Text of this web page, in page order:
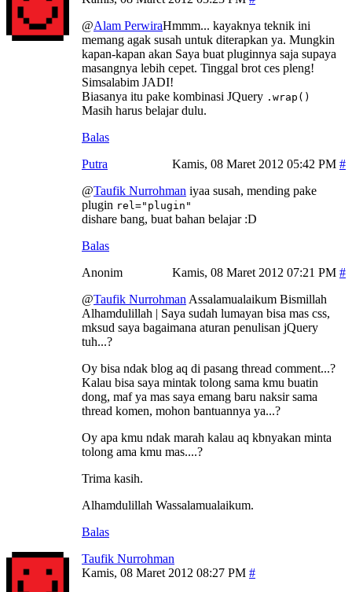
@Alam PerwiraHmmm... kayaknya teknik ini
memang agak susah untuk diterapkan ya. Mungkin
kapan-kapan akan Saya buat pluginnya saja supaya
masangnya lebih cepet. Tinggal brot ces pleng!
Simsalabim JADI!
Biasanya itu pake kombinasi JQuery .wrap()
Masih harus belajar dulu.
Balas
Putra
Kamis, 08 Maret 2012 05:42 PM
@Taufik Nurrohman iyaa susah, mending pake
plugin rel="plugin"
dishare bang, buat bahan belajar :D
Balas
Anonim
Kamis, 08 Maret 2012 07:21 PM
@Taufik Nurrohman Assalamualaikum Bismillah
Alhamdulillah | Saya sudah lumayan bisa mas css,
mksud saya bagaimana aturan penulisan jQuery
tuh...?
Oy bisa ndak blog aq di pasang thread comment...?
Kalau bisa saya mintak tolong sama kmu buatin
dong, maf ya mas saya emang baru naksir sama
thread komen, mohon bantuannya ya...?
Oy apa kmu ndak marah kalau aq kbnyakan minta
tolong ama kmu mas....?
Trima kasih.
Alhamdulillah Wassalamualaikum.
Balas
Taufik Nurrohman
Kamis, 08 Maret 2012 08:27 PM